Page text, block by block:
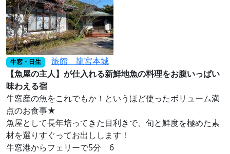
牛窓・日生
旅館 龍宮本城
【魚屋の主人】が仕入れる新鮮地魚の料理をお腹いっぱい
味わえる宿
牛窓産の魚をこれでもか！というほど使ったボリューム満
点のお食事★
魚屋として長年培ってきた目利きで、旬と鮮度を極めた素
材を選りすぐってお出しします！
牛窓港からフェリーで5分 6